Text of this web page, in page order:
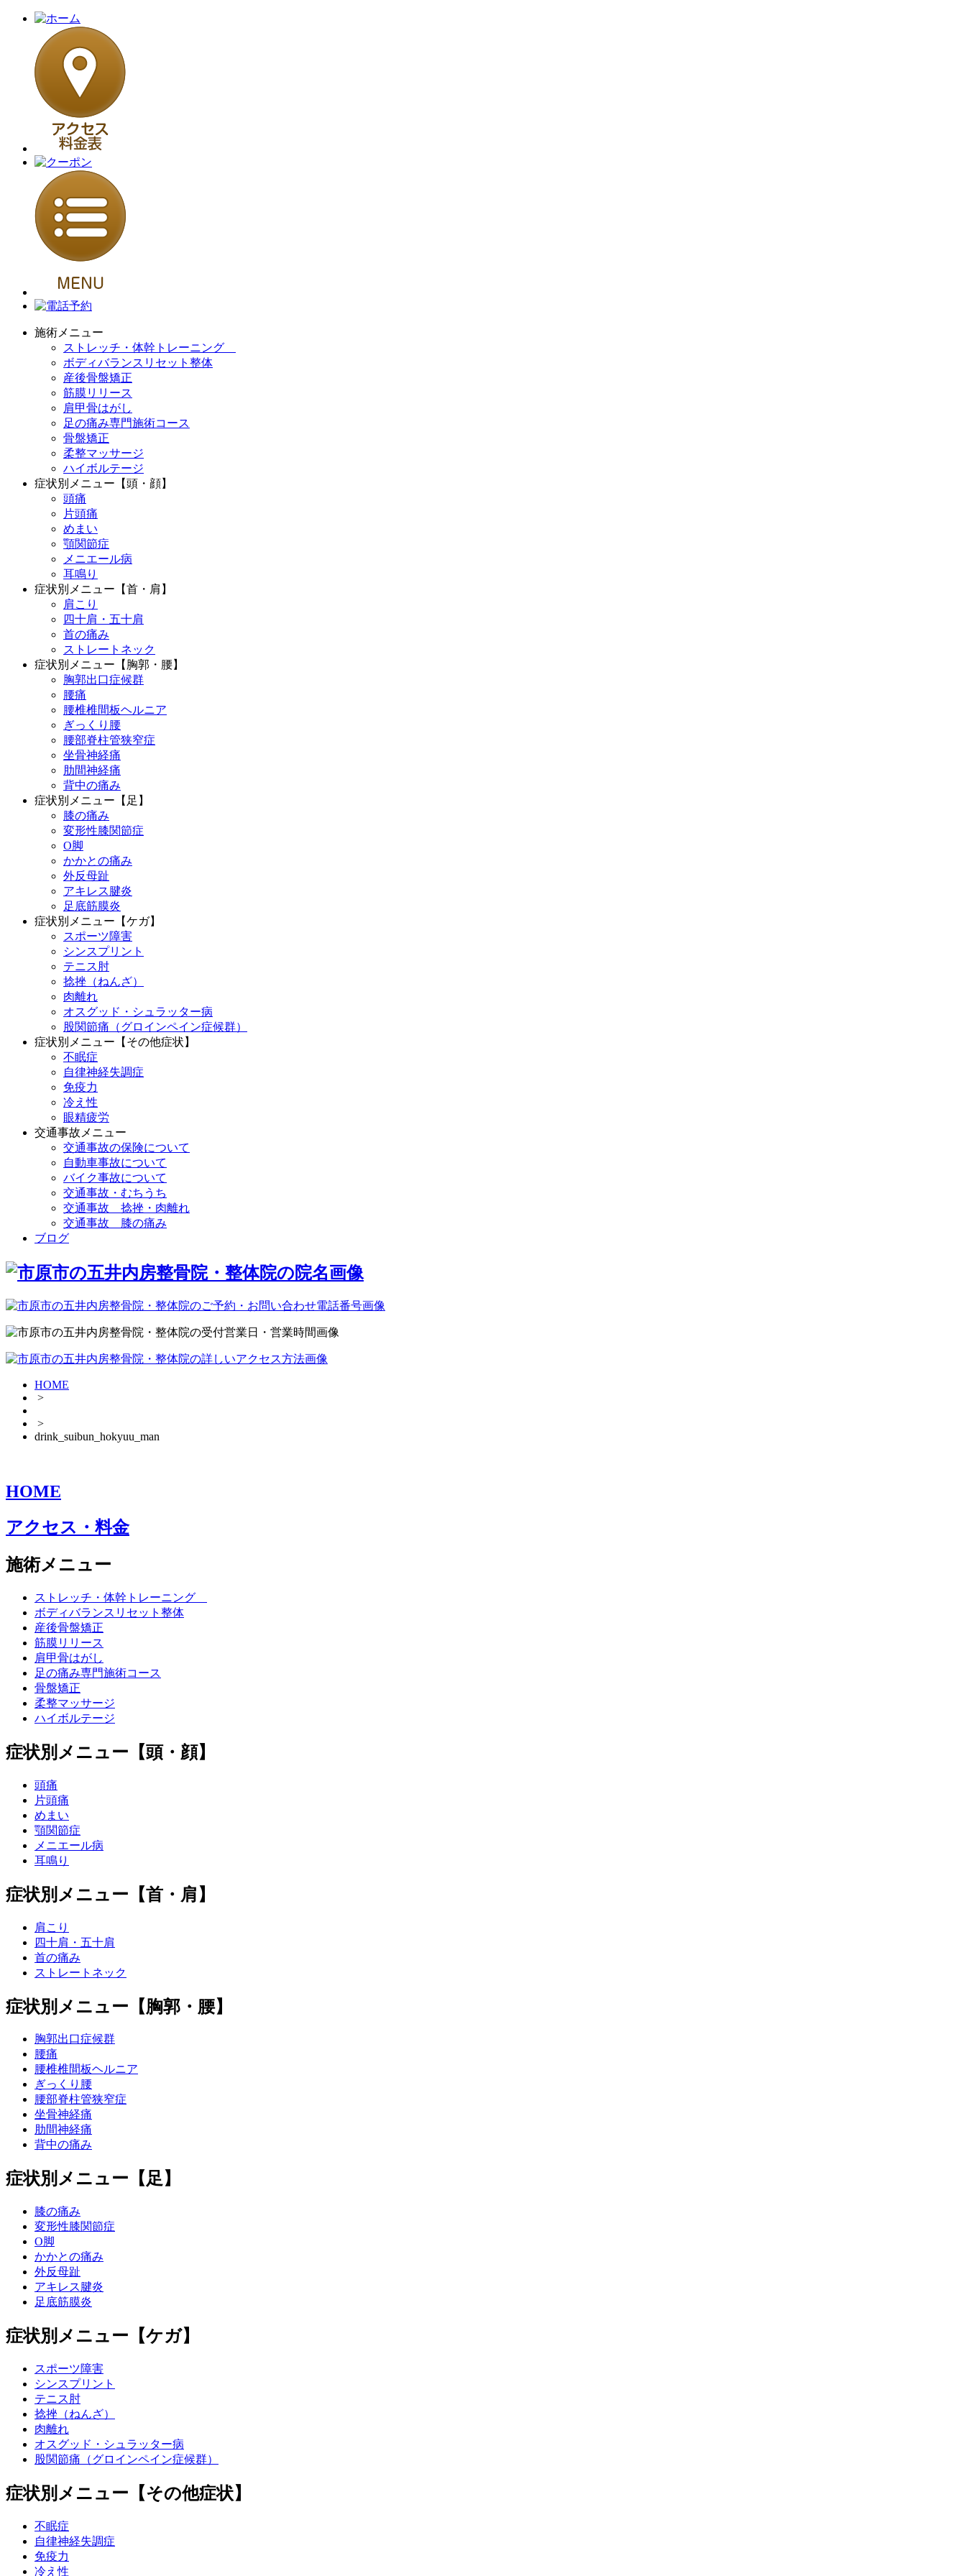
施術メニュー
ストレッチ・体幹トレーニング
ボディバランスリセット整体
産後骨盤矯正
筋膜リリース
肩甲骨はがし
足の痛み専門施術コース
骨盤矯正
柔整マッサージ
ハイボルテージ
症状別メニュー【頭・顔】
頭痛
片頭痛
めまい
顎関節症
メニエール病
耳鳴り
症状別メニュー【首・肩】
肩こり
四十肩・五十肩
首の痛み
ストレートネック
症状別メニュー【胸郭・腰】
胸郭出口症候群
腰痛
腰椎椎間板ヘルニア
ぎっくり腰
腰部脊柱管狭窄症
坐骨神経痛
肋間神経痛
背中の痛み
症状別メニュー【足】
膝の痛み
変形性膝関節症
O脚
かかとの痛み
外反母趾
アキレス腱炎
足底筋膜炎
症状別メニュー【ケガ】
スポーツ障害
シンスプリント
テニス肘
捻挫（ねんざ）
肉離れ
オスグッド・シュラッター病
股関節痛（グロインペイン症候群）
症状別メニュー【その他症状】
不眠症
自律神経失調症
免疫力
冷え性
眼精疲労
交通事故メニュー
交通事故の保険について
自動車事故について
バイク事故について
交通事故・むちうち
交通事故 捻挫・肉離れ
交通事故 膝の痛み
ブログ
HOME
>
>
drink_suibun_hokyuu_man
HOME
アクセス・料金
施術メニュー
ストレッチ・体幹トレーニング
ボディバランスリセット整体
産後骨盤矯正
筋膜リリース
肩甲骨はがし
足の痛み専門施術コース
骨盤矯正
柔整マッサージ
ハイボルテージ
症状別メニュー【頭・顔】
頭痛
片頭痛
めまい
顎関節症
メニエール病
耳鳴り
症状別メニュー【首・肩】
肩こり
四十肩・五十肩
首の痛み
ストレートネック
症状別メニュー【胸郭・腰】
胸郭出口症候群
腰痛
腰椎椎間板ヘルニア
ぎっくり腰
腰部脊柱管狭窄症
坐骨神経痛
肋間神経痛
背中の痛み
症状別メニュー【足】
膝の痛み
変形性膝関節症
O脚
かかとの痛み
外反母趾
アキレス腱炎
足底筋膜炎
症状別メニュー【ケガ】
スポーツ障害
シンスプリント
テニス肘
捻挫（ねんざ）
肉離れ
オスグッド・シュラッター病
股関節痛（グロインペイン症候群）
症状別メニュー【その他症状】
不眠症
自律神経失調症
免疫力
冷え性